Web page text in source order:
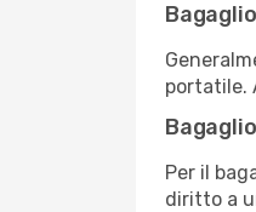
portatile.
Per il
diritto a